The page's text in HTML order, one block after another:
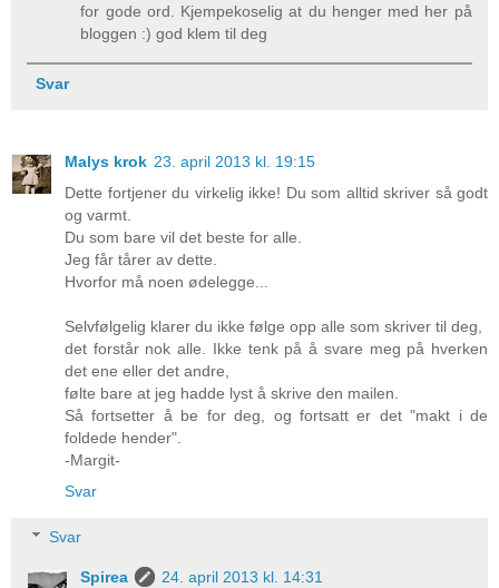
for gode ord. Kjempekoselig at du henger med her på
bloggen :) god klem til deg
Svar
Malys krok 23. april 2013 kl. 19:15
Dette fortjener du virkelig ikke! Du som alltid skriver så godt
og varmt.
Du som bare vil det beste for alle.
Jeg får tårer av dette.
Hvorfor må noen ødelegge...
Selvfølgelig klarer du ikke følge opp alle som skriver til deg,
det forstår nok alle. Ikke tenk på å svare meg på hverken
det ene eller det andre,
følte bare at jeg hadde lyst å skrive den mailen.
Så fortsetter å be for deg, og fortsatt er det "makt i de
foldede hender".
-Margit-
Svar
Svar
Spirea
24. april 2013 kl. 14:31